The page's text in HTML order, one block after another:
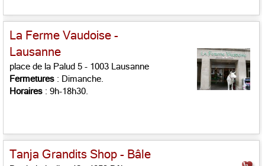
La Ferme Vaudoise -
Lausanne
place de la Palud 5 - 1003 Lausanne
Fermetures : Dimanche.
Horaires : 9h-18h30.
Tanja Grandits Shop - Bâle